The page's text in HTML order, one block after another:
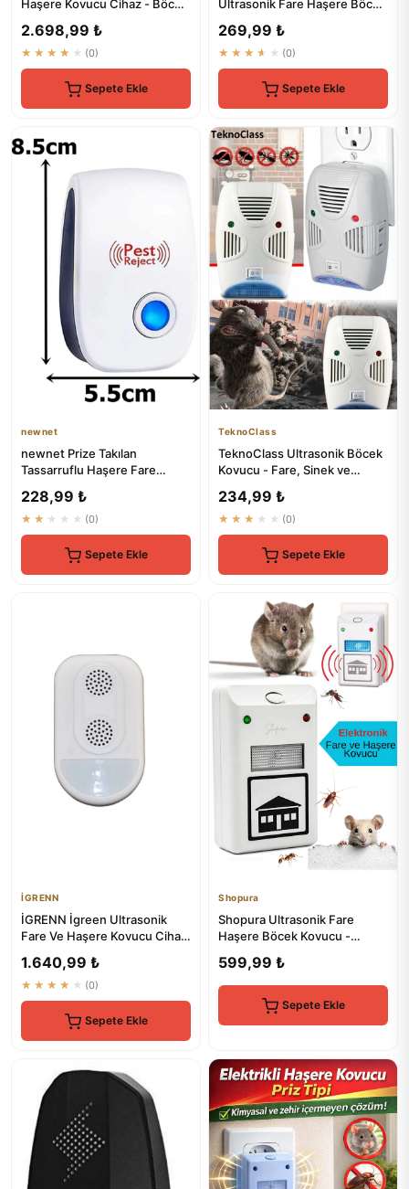
Haşere Kovucu Cihaz - Böcek
2.698,99 ₺
★★★★★ (0)
Sepete Ekle
Ultrasonik Fare Haşere Böcek
269,99 ₺
★★★★★ (0)
Sepete Ekle
newnet
newnet Prize Takılan
Tassarruflu Haşere Fare
Kovucu ...
228,99 ₺
★★★★★ (0)
Sepete Ekle
TeknoClass
TeknoClass Ultrasonik Böcek
Kovucu - Fare, Sinek ve
234,99 ₺
★★★★★ (0)
Sepete Ekle
İGRENN
İGRENN İgreen Ultrasonik
Fare Ve Haşere Kovucu Cihaz
1.640,99 ₺
★★★★★ (0)
Sepete Ekle
Shopura
Shopura Ultrasonik Fare
Haşere Böcek Kovucu -
599,99 ₺
Sepete Ekle